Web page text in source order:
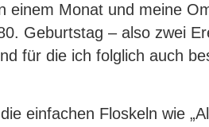
einem Monat und meine
Geburtstag – also zwei
für die ich folglich auch
einfachen Floskeln wie